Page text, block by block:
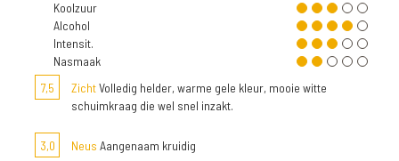
Koolzuur
Alcohol
Intensit.
Nasmaak
7,5
ZichtVolledig helder, warme gele kleur, mooie witte
schuimkraag die wel snel inzakt.
3,0 Neus Aangenaam kruidig